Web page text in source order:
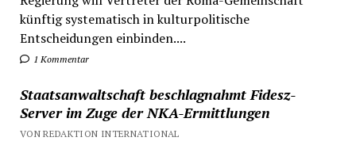
künftig systematisch in kulturpolitische
Entscheidungen einbinden....
1 Kommentar
Staatsanwaltschaft beschlagnahmt Fidesz-
Server im Zuge der NKA-Ermittlungen
VON REDAKTION INTERNATIONAL